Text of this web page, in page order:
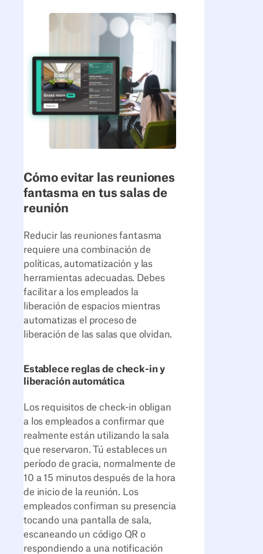
Cómo evitar las reuniones
fantasma en tus salas de
reunión
Reducir las reuniones fantasma
requiere una combinación de
políticas, automatización y las
herramientas adecuadas. Debes
facilitar a los empleados la
liberación de espacios mientras
automatizas el proceso de
liberación de las salas que olvidan.
Establece reglas de check-in y
liberación automática
Los requisitos de check-in obligan
a los empleados a confirmar que
realmente están utilizando la sala
que reservaron. Tú estableces un
período de gracia, normalmente de
10 a 15 minutos después de la hora
de inicio de la reunión. Los
empleados confirman su presencia
tocando una pantalla de sala,
escaneando un código QR o
respondiendo a una notificación